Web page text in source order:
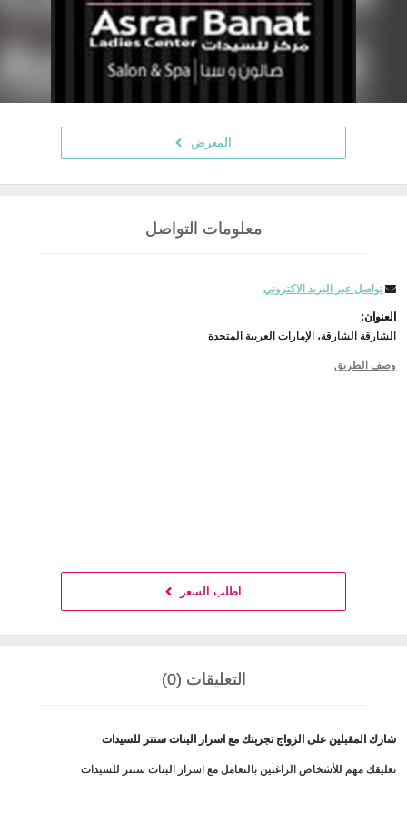
المعرض
معلومات التواصل
تواصل عبر البريد الاكتروني
العنوان:
الشارقة الشارقة، الإمارات العربية المتحدة
وصف الطريق
اطلب السعر
التعليقات (0)
شارك المقبلين على الزواج تجربتك مع اسرار البنات سنتر للسيدات
تعليقك مهم للأشخاص الراغبين بالتعامل مع اسرار البنات سنتر للسيدات